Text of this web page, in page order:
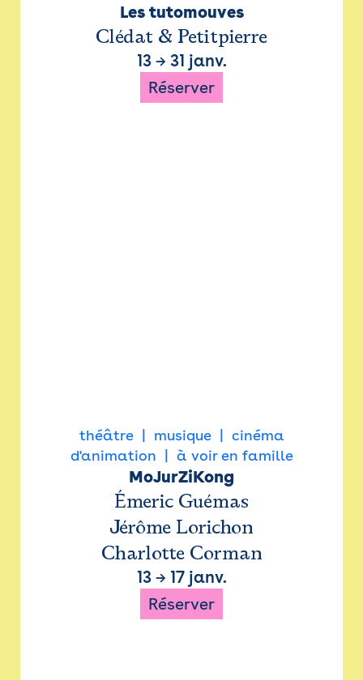
Les tutomouves
Clédat & Petitpierre
13→ 31 janv.
Réserver
théâtre musique
cinéma
d'animation
à voir en famille
MoJurZiKong
Émeric Guémas
Jérôme Lorichon
Charlotte Corman
13→ 17 janv.
Réserver